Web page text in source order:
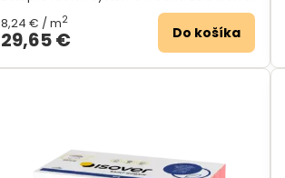
29,65 €
8,24 € / m2
Do košíka